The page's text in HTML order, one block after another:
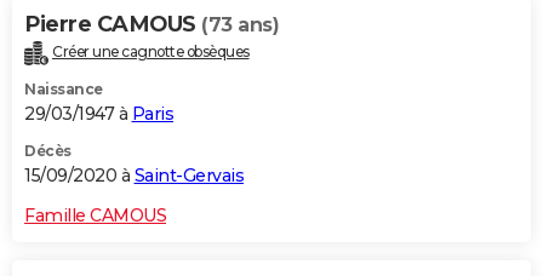
Pierre CAMOUS (73 ans)
Créer une cagnotte obsèques
Naissance
29/03/1947 à Paris
Décès
15/09/2020 à Saint-Gervais
Famille CAMOUS